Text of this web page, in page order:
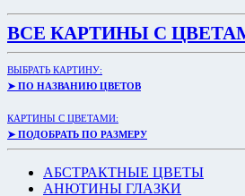
ВСЕ КАРТИНЫ С
ВЫБРАТЬ КАРТИНУ:
➤ ПО НАЗВАНИЮ ЦВЕТОВ
КАРТИНЫ С ЦВЕТАМИ:
➤ ПОДОБРАТЬ ПО РАЗМЕРУ
АБСТРАКТНЫЕ ЦВЕТЫ
АНЮТИНЫ ГЛАЗКИ